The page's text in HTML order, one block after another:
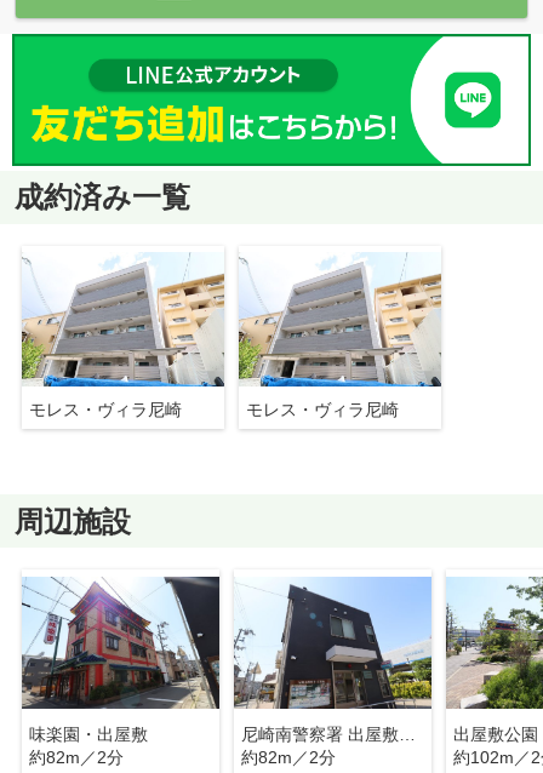
成約済み一覧
モレス・ヴィラ尼崎 モレス・ヴィラ尼崎
周辺施設
味楽園・出屋敷
約82m／2分
尼崎南警察署 出屋敷交番
約82m／2分
出屋敷公園
約102m／